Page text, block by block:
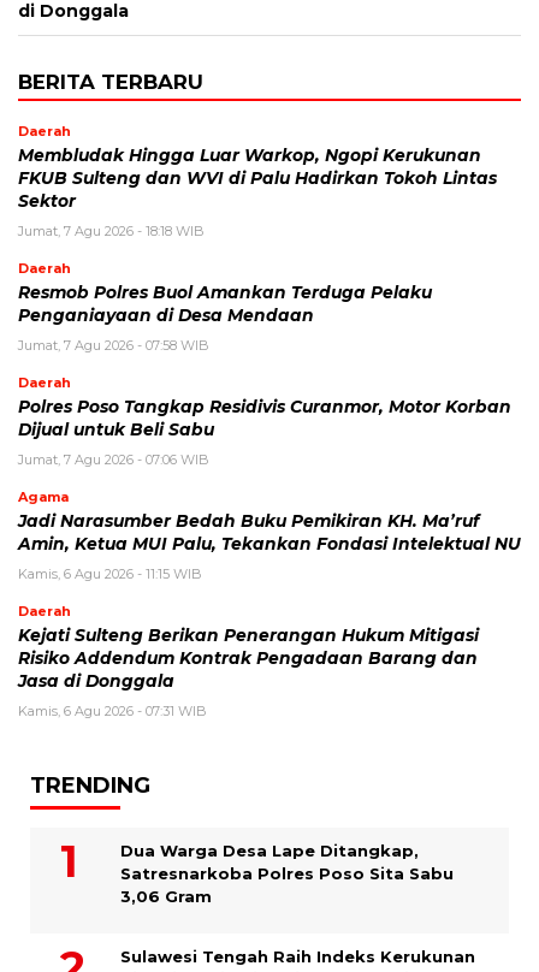
di Donggala
BERITA TERBARU
Daerah
Membludak Hingga Luar Warkop, Ngopi Kerukunan
FKUB Sulteng dan WVI di Palu Hadirkan Tokoh Lintas
Sektor
Jumat, 7 Agu 2026 - 18:18 WIB
Daerah
Resmob Polres Buol Amankan Terduga Pelaku
Penganiayaan di Desa Mendaan
Jumat, 7 Agu 2026 - 07:58 WIB
Daerah
Polres Poso Tangkap Residivis Curanmor, Motor Korban
Dijual untuk Beli Sabu
Jumat, 7 Agu 2026 - 07:06 WIB
Agama
Jadi Narasumber Bedah Buku Pemikiran KH. Ma’ruf
Amin, Ketua MUI Palu, Tekankan Fondasi Intelektual NU
Kamis, 6 Agu 2026 - 11:15 WIB
Daerah
Kejati Sulteng Berikan Penerangan Hukum Mitigasi
Risiko Addendum Kontrak Pengadaan Barang dan
Jasa di Donggala
Kamis, 6 Agu 2026 - 07:31 WIB
TRENDING
Dua Warga Desa Lape Ditangkap,
Satresnarkoba Polres Poso Sita Sabu
3,06 Gram
Sulawesi Tengah Raih Indeks Kerukunan